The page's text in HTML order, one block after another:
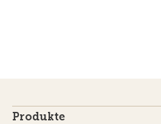
Produkte